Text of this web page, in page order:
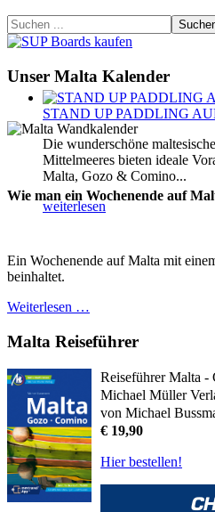
STAND UP PADDLING
Die wunderschöne
Mittelmeeres bieten ideale
Malta, Gozo & Comino...
weiterlesen
Unser Malta Kalender
Wie man ein Wochenende auf
Ein Wochenende auf Malta mit
beinhaltet.
Weiterlesen …
Malta Reiseführer
Reiseführer Malta
Michael Müller
von Michael
€ 19,90
Hier bestellen!